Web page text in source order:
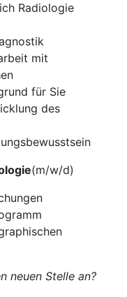
Radiologie
mit
für Sie
des
(m/w/d)
neuen Stelle an?